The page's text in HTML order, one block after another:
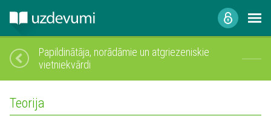
Papildinātāja, norādāmie un atgriezeniskie
vietniekvārdi
Teorija